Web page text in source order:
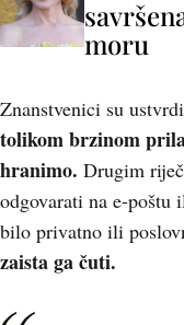
moru
Znanstvenici su
tolikom brzinom
hranimo. Drugim
odgovarati na e-
bilo privatno ili
zaista ga čuti.